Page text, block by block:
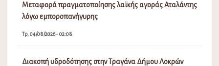
Μεταφορά πραγματοποίησης λαϊκής αγοράς Αταλάντης
λόγω εμποροπανήγυρης
Τρ, 04/08/2026 - 02:08
Διακοπή υδροδότησης στην Τραγάνα Δήμου Λοκρών